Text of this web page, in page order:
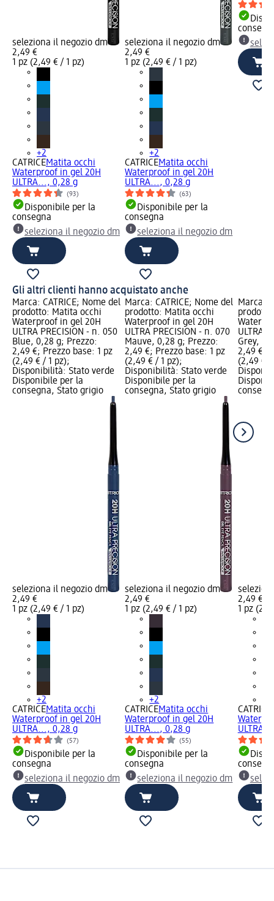
seleziona il negozio dm
2,49 €
1 pz (2,49 € / 1 pz)
+2
CATRICEMatita occhi
Waterproof in gel 20H
ULTRA..., 0,28 g
(93)
Disponibile per la
consegna
seleziona il negozio dm
seleziona il negozio dm
2,49 €
1 pz (2,49 € / 1 pz)
+2
CATRICEMatita occhi
Waterproof in gel 20H
ULTRA..., 0,28 g
(63)
Disponibile per la
consegna
seleziona il negozio dm
Gli altri clienti hanno acquistato anche
Marca: CATRICE; Nome del
prodotto: Matita occhi
Waterproof in gel 20H
ULTRA PRECISION - n. 050
Blue, 0,28 g; Prezzo:
2,49 €; Prezzo base: 1 pz
(2,49 € / 1 pz);
Disponibilità: Stato verde
Disponibile per la
consegna, Stato grigio
seleziona il negozio dm
2,49 €
1 pz (2,49 € / 1 pz)
+2
CATRICEMatita occhi
Waterproof in gel 20H
ULTRA..., 0,28 g
(57)
Disponibile per la
consegna
seleziona il negozio dm
Marca: CATRICE; Nome del
prodotto: Matita occhi
Waterproof in gel 20H
ULTRA PRECISION - n. 070
Mauve, 0,28 g; Prezzo:
2,49 €; Prezzo base: 1 pz
(2,49 € / 1 pz);
Disponibilità: Stato verde
Disponibile per la
consegna, Stato grigio
seleziona il negozio dm
2,49 €
1 pz (2,49 € / 1 pz)
+2
CATRICEMatita occhi
Waterproof in gel 20H
ULTRA..., 0,28 g
(55)
Disponibile per la
consegna
seleziona il negozio dm
Marca:
ULTRA
Grey,
2,49 €;
(2,49 € /
2,49 €
1 pz
CATRICE